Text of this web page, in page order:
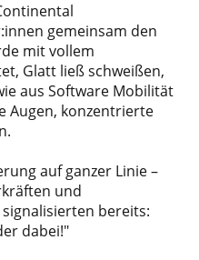
gemeinsam den
mit vollem
Glatt ließ schweißen,
aus Software Mobilität
Augen, konzentrierte
auf ganzer Linie –
und
bereits:
dabei!"